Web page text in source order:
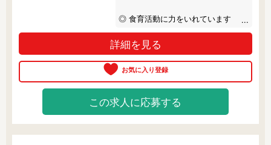
◎ 食育活動に力をいれています
栄養バランスの取れたオリジナルの
給食を提供しています。
トウモロコシの皮むきやスイカ割
り、クリスマスになればケーキの飾
の興味を引き出します。
◎ 英語も身近な存在に
外国人講師を毎週招き、遊びの中で
詳細を見る
この求人に応募する